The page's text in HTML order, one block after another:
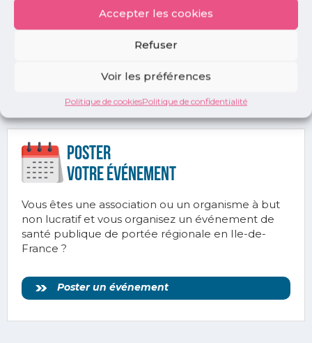
Accepter les cookies
Refuser
Voir les préférences
Politique de cookiesPolitique de confidentialité
camille.salaun@aphp.fr
Poster
votre ÉVÉnement
Vous êtes une association ou un organisme à but
non lucratif et vous organisez un événement de
santé publique de portée régionale en Ile-de-
France ?
Poster un événement